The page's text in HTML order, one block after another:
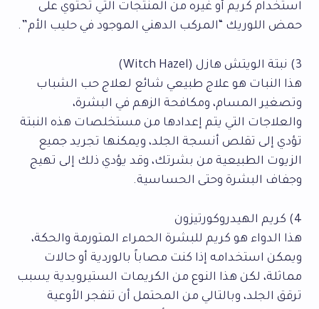
استخدام كريم أو غيره من المنتجات التي تحتوي على
حمض اللوريك “المركب الدهني الموجود في حليب الأم”.
3) نبتة الويتش هازل (Witch Hazel)
هذا النبات هو علاج طبيعي شائع لعلاج حب الشباب
وتصغير المسام، ومكافحة الزهم في البشرة،
والعلاجات التي يتم إعدادها من مستخلصات هذه النبتة
تؤدي إلى تقلص أنسجة الجلد، ويمكنها تجريد جميع
الزيوت الطبيعية من بشرتك، وقد يؤدي ذلك إلى تهيج
وجفاف البشرة وحتى الحساسية.
4) كريم الهيدروكورتيزون
هذا الدواء هو كريم للبشرة الحمراء المتورمة والحكة،
ويمكن استخدامه إذا كنت مصاباً بالوردية أو حالات
مماثلة، لكن هذا النوع من الكريمات الستيرويدية يسبب
ترقق الجلد، وبالتالي من المحتمل أن تنفجر الأوعية